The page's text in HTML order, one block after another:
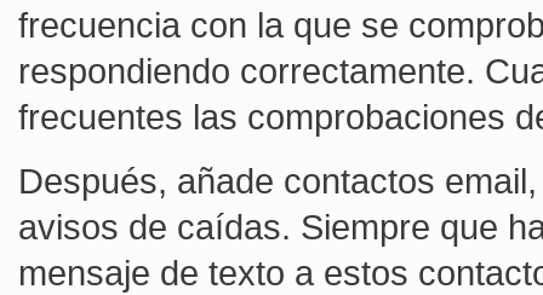
frecuencia con la que se
respondiendo correctamente.
frecuentes las comprobaciones
Después, añade contactos
avisos de caídas. Siempre que
mensaje de texto a estos